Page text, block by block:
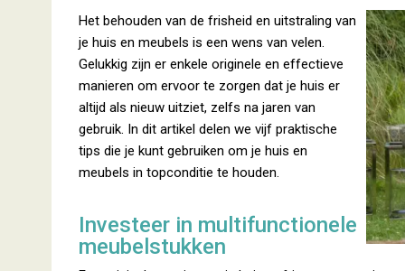
Het behouden van de frisheid en uitstraling van
je huis en meubels is een wens van velen.
Gelukkig zijn er enkele originele en effectieve
manieren om ervoor te zorgen dat je huis er
altijd als nieuw uitziet, zelfs na jaren van
gebruik. In dit artikel delen we vijf praktische
tips die je kunt gebruiken om je huis en
meubels in topconditie te houden.
Investeer in multifunctionele
meubelstukken